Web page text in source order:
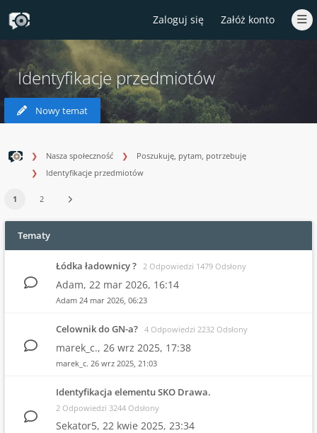
Zaloguj się Załóż konto
Identyfikacje przedmiotów
Nowy temat
Nasza społeczność
Poszukuję, pytam, potrzebuję
Identyfikacje przedmiotów
1 2
Tematy
Łódka ładownicy ? 2 Odpowiedzi 1479 Odsłony
Adam, 22 mar 2026, 16:14
Adam 24 mar 2026, 06:23
Celownik do GN-a? 4 Odpowiedzi 2232 Odsłony
marek_c., 26 wrz 2025, 17:38
marek_c. 26 wrz 2025, 21:03
Identyfikacja elementu SKO Drawa.
2 Odpowiedzi 3244 Odsłony
Sekator5, 22 kwie 2025, 23:34